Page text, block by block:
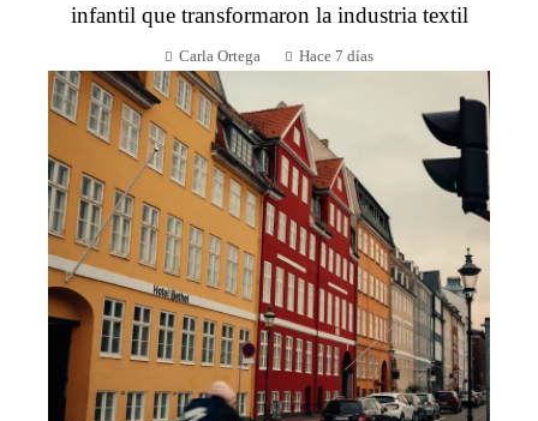
infantil que transformaron la industria textil
Carla Ortega Hace 7 días